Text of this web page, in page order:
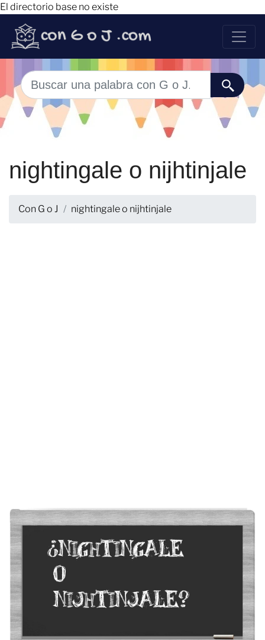
El directorio base no existe
nightingale o nijhtinjale
Con G o J nightingale o nijhtinjale